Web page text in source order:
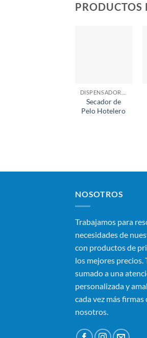
PRODUCTOS
Secador de
Pelo Hotelero
NOSOTROS
Trabajamos para
necesidades de
con productos de
los mejores precios.
sumado a una
personalizada y
cada vez más firmas
nosotros.